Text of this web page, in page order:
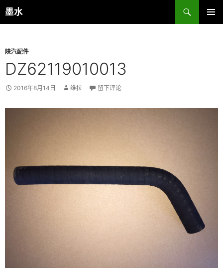
跳
至
墨水
搜
索
陕汽配件
DZ62119010013
2016年8月14日 维拉 留下评论